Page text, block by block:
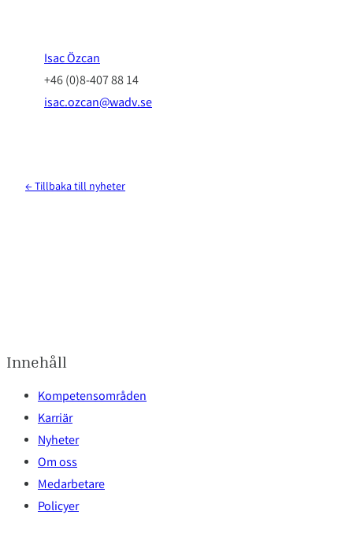
Isac Özcan
+46 (0)8-407 88 14
isac.ozcan@wadv.se
← Tillbaka till nyheter
Innehåll
Kompetensområden
Karriär
Nyheter
Om oss
Medarbetare
Policyer